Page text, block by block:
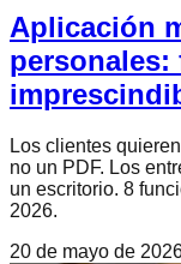
Aplicación
Los clientes
no un PDF. Los
un escritorio. 8
2026.
20 de mayo de